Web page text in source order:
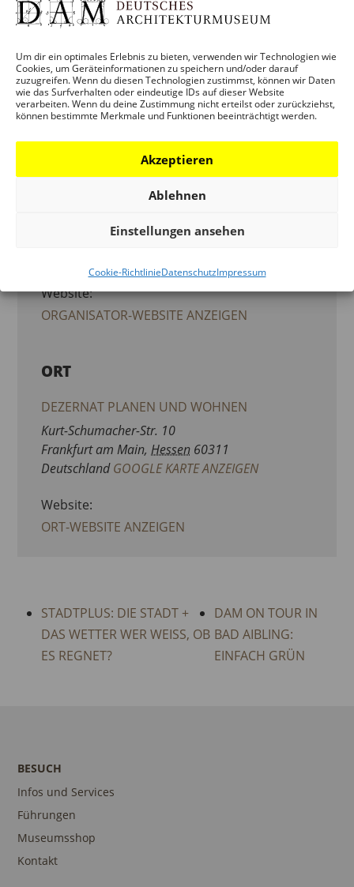
Um dir ein optimales Erlebnis zu bieten, verwenden wir Technologien wie
Cookies, um Geräteinformationen zu speichern und/oder darauf
zuzugreifen. Wenn du diesen Technologien zustimmst, können wir Daten
wie das Surfverhalten oder eindeutige IDs auf dieser Website
verarbeiten. Wenn du deine Zustimmung nicht erteilst oder zurückziehst,
können bestimmte Merkmale und Funktionen beeinträchtigt werden.
Akzeptieren
Ablehnen
Einstellungen ansehen
Cookie-RichtlinieDatenschutzImpressum
VERANSTALTUNG,VERMITTLUNG
ORT
DEZERNAT PLANEN UND WOHNEN
Kurt-Schumacher-Str. 10
Frankfurt am Main, Hessen 60311
Deutschland GOOGLE KARTE ANZEIGEN
Website:
ORT-WEBSITE ANZEIGEN
ORGANISATOR
DEUTSCHES ARCHITEKTURMUSEUM
Telefon:
Website:
ORGANISATOR-WEBSITE ANZEIGEN
STADTPLUS: DIE STADT +
DAS WETTER WER WEISS, OB E
S REGNET?
DAM ON TOUR IN
BAD AIBLING:
EINFACH GRÜN
BESUCH
Infos und Services
Führungen
Museumsshop
Kontakt